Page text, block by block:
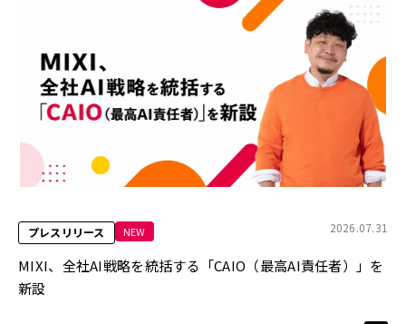
プレスリリース NEW 2026.07.31
MIXI、全社AI戦略を統括する「CAIO（最高AI責任者）」を
新設